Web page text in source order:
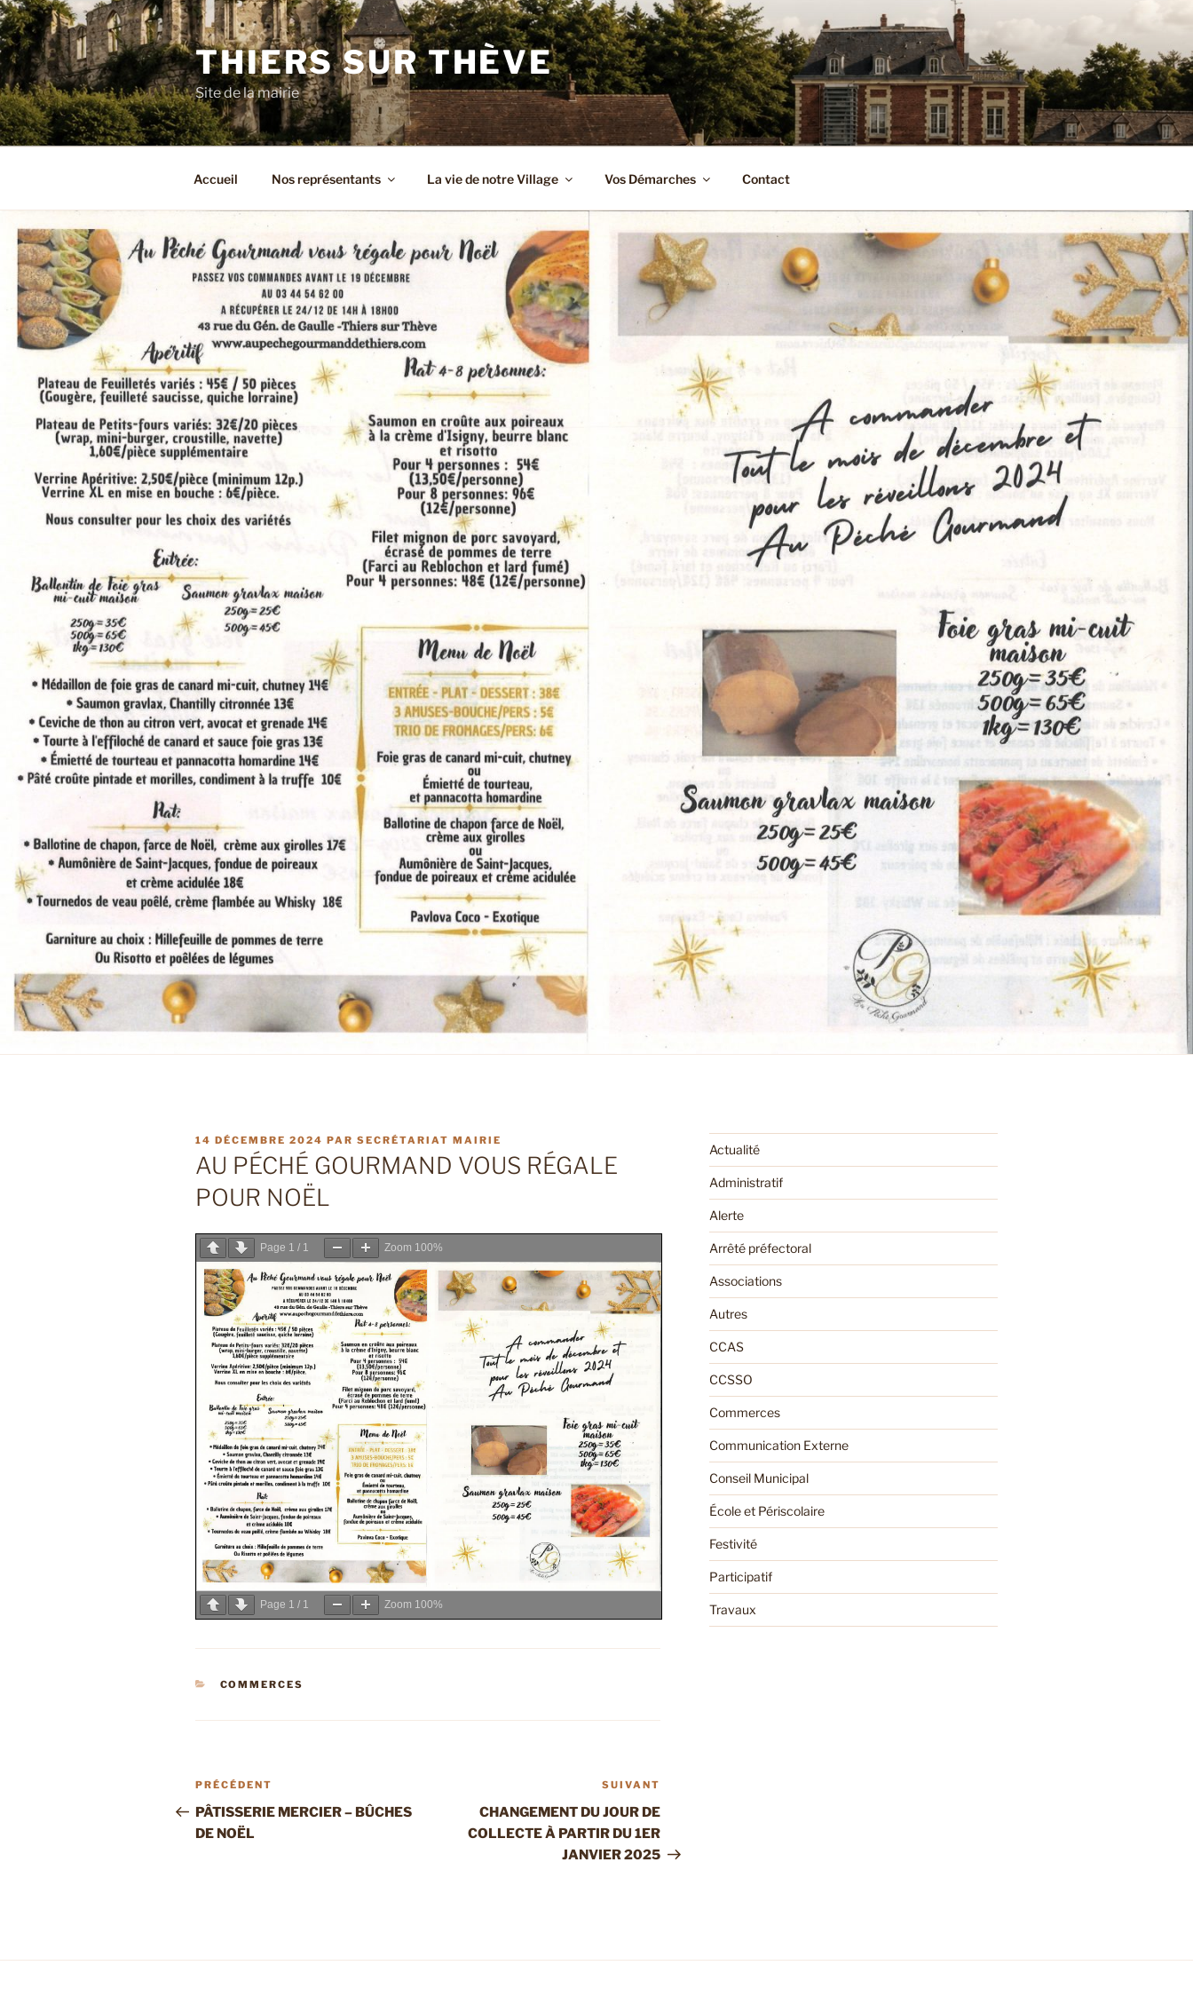
Aller
au
contenu
principal
THIERS SUR THÈVE
Site de la mairie
Accueil Nos représentants La vie de notre Village Vos Démarches Contact
PUBLIÉ
LE
14 DÉCEMBRE 2024 PAR SECRÉTARIAT MAIRIE
AU PÉCHÉ GOURMAND VOUS RÉGALE
POUR NOËL
Page 1 / 1 Zoom 100%
Page 1 / 1 Zoom 100%
CATÉGORIES
COMMERCES
Navigation
de
l’article
Article
précédent
PRÉCÉDENT
PÂTISSERIE MERCIER – BÛCHES
DE NOËL
suivant
SUIVANT
CHANGEMENT DU JOUR DE
COLLECTE À PARTIR DU 1ER
JANVIER 2025
Actualité
Administratif
Alerte
Arrêté préfectoral
Associations
Autres
CCAS
CCSSO
Commerces
Communication Externe
Conseil Municipal
École et Périscolaire
Festivité
Participatif
Travaux